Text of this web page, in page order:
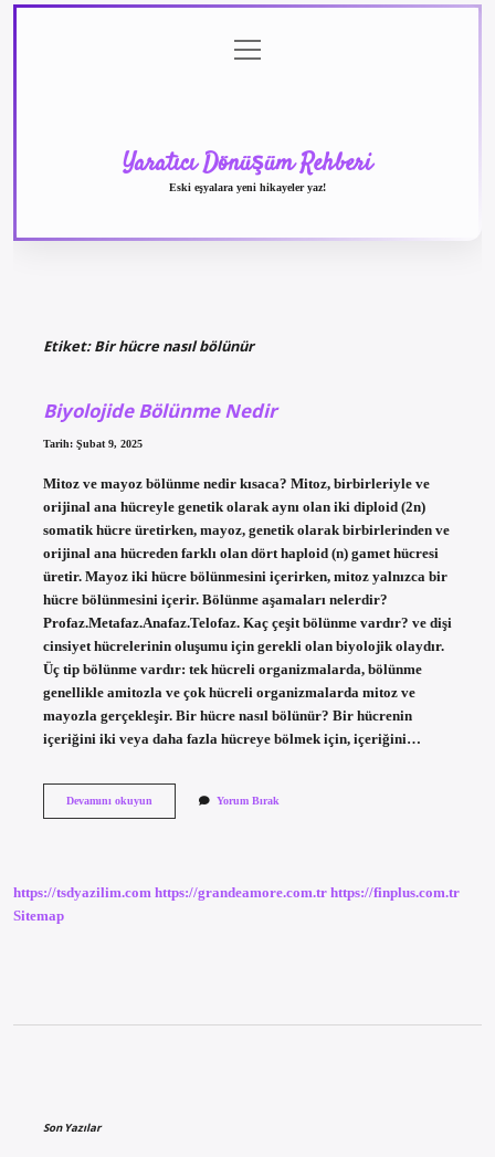
menüyü
aç
Yaratıcı Dönüşüm Rehberi
Eski eşyalara yeni hikayeler yaz!
Etiket:Bir hücre nasıl bölünür
Biyolojide Bölünme Nedir
Tarih: Şubat 9, 2025
Mitoz ve mayoz bölünme nedir kısaca? Mitoz, birbirleriyle ve
orijinal ana hücreyle genetik olarak aynı olan iki diploid (2n)
somatik hücre üretirken, mayoz, genetik olarak birbirlerinden ve
orijinal ana hücreden farklı olan dört haploid (n) gamet hücresi
üretir. Mayoz iki hücre bölünmesini içerirken, mitoz yalnızca bir
hücre bölünmesini içerir. Bölünme aşamaları nelerdir?
Profaz.Metafaz.Anafaz.Telofaz. Kaç çeşit bölünme vardır? ve dişi
cinsiyet hücrelerinin oluşumu için gerekli olan biyolojik olaydır.
Üç tip bölünme vardır: tek hücreli organizmalarda, bölünme
genellikle amitozla ve çok hücreli organizmalarda mitoz ve
mayozla gerçekleşir. Bir hücre nasıl bölünür? Bir hücrenin
içeriğini iki veya daha fazla hücreye bölmek için, içeriğini…
Devamını okuyunBiyolojide
Yorum Bırak
https://tsdyazilim.com https://grandeamore.com.tr https://finplus.com.tr
Sitemap
Son Yazılar